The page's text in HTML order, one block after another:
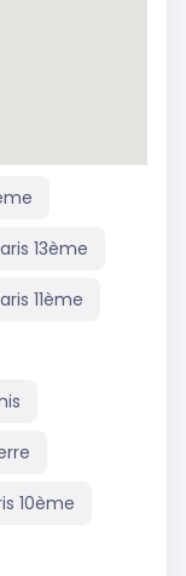
13ème
11ème
10ème